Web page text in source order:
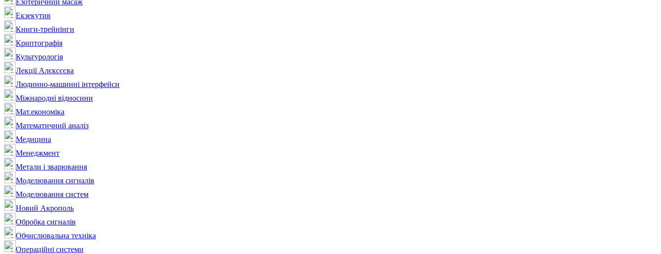
Езотеричний масаж
Екзекутив
Книги-трейнінги
Криптографія
Культурологія
Лекції Алєксєєва
Людинно-машинні інтерфейси
Міжнародні відносини
Мат.економіка
Математичний аналіз
Медицина
Менеджмент
Метали і зварювання
Моделювання сигналів
Моделювання систем
Новий Акрополь
Обробка сигналів
Обчислювальна техніка
Операційні системи